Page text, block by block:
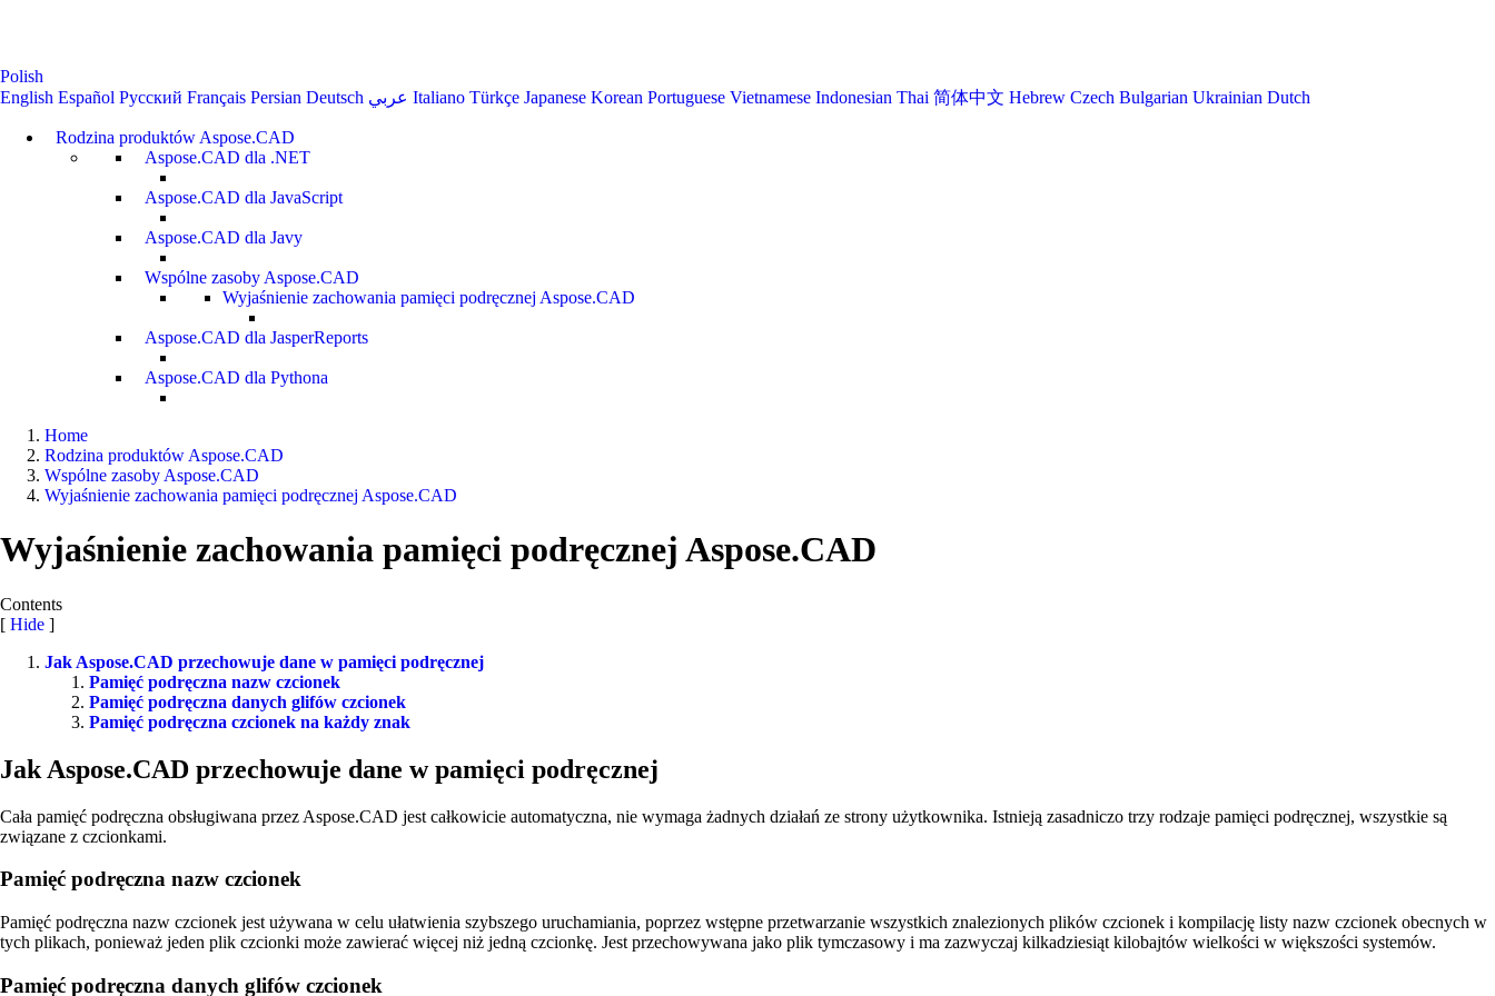
Polish
English Español Русский Français Persian Deutsch عربي Italiano Türkçe Japanese Korean Portuguese Vietnamese Indonesian Thai 简体中文 Hebrew Czech Bulgarian Ukrainian Dutch
Rodzina produktów Aspose.CAD
Aspose.CAD dla .NET
Aspose.CAD dla JavaScript
Aspose.CAD dla Javy
Wspólne zasoby Aspose.CAD
Wyjaśnienie zachowania pamięci podręcznej Aspose.CAD
Aspose.CAD dla JasperReports
Aspose.CAD dla Pythona
Home
Rodzina produktów Aspose.CAD
Wspólne zasoby Aspose.CAD
Wyjaśnienie zachowania pamięci podręcznej Aspose.CAD
Wyjaśnienie zachowania pamięci podręcznej Aspose.CAD
Contents
[ Hide ]
Jak Aspose.CAD przechowuje dane w pamięci podręcznej
Pamięć podręczna nazw czcionek
Pamięć podręczna danych glifów czcionek
Pamięć podręczna czcionek na każdy znak
Jak Aspose.CAD przechowuje dane w pamięci podręcznej
Cała pamięć podręczna obsługiwana przez Aspose.CAD jest całkowicie automatyczna, nie wymaga żadnych działań ze strony użytkownika. Istnieją zasadniczo trzy rodzaje pamięci podręcznej, wszystkie są
związane z czcionkami.
Pamięć podręczna nazw czcionek
Pamięć podręczna nazw czcionek jest używana w celu ułatwienia szybszego uruchamiania, poprzez wstępne przetwarzanie wszystkich znalezionych plików czcionek i kompilację listy nazw czcionek obecnych w
tych plikach, ponieważ jeden plik czcionki może zawierać więcej niż jedną czcionkę. Jest przechowywana jako plik tymczasowy i ma zazwyczaj kilkadziesiąt kilobajtów wielkości w większości systemów.
Pamięć podręczna danych glifów czcionek